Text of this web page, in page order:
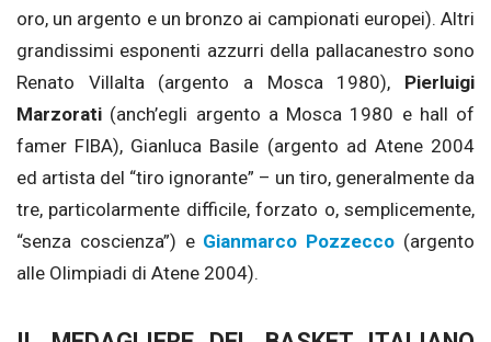
oro, un argento e un bronzo ai campionati europei). Altri
grandissimi esponenti azzurri della pallacanestro sono
Renato Villalta (argento a Mosca 1980), Pierluigi
Marzorati (anch’egli argento a Mosca 1980 e hall of
famer FIBA), Gianluca Basile (argento ad Atene 2004
ed artista del “tiro ignorante” – un tiro, generalmente da
tre, particolarmente difficile, forzato o, semplicemente,
“senza coscienza”) e Gianmarco Pozzecco (argento
alle Olimpiadi di Atene 2004).